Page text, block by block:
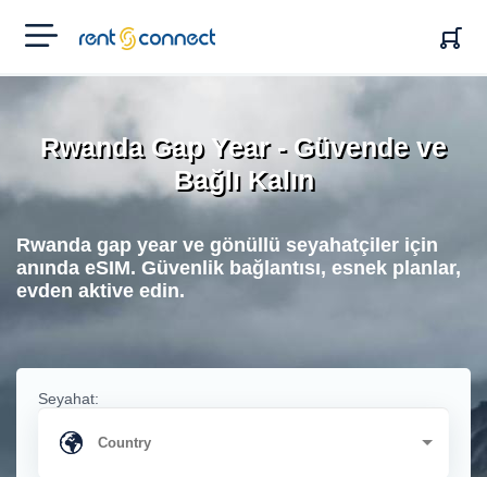
RENT'N
CONNECT
Rwanda Gap Year - Güvende ve
Bağlı Kalın
Rwanda gap year ve gönüllü seyahatçiler için
anında eSIM. Güvenlik bağlantısı, esnek planlar,
evden aktive edin.
Seyahat: